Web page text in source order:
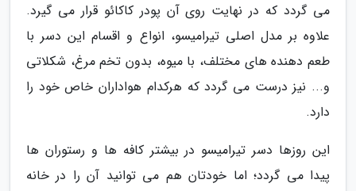
می گردد که در نهایت روی آن پودر کاکائو قرار می گیرد.
علاوه بر مدل اصلی تیرامیسو، انواع و اقسام این دسر با
طعم دهنده های مختلف، با میوه، بدون تخم مرغ، شکلاتی
و... نیز درست می گردد که هرکدام هواداران خاص خود را
دارد.
این روزها دسر تیرامیسو در بیشتر کافه ها و رستوران ها
پیدا می گردد؛ اما خودتان هم می توانید آن را در خانه